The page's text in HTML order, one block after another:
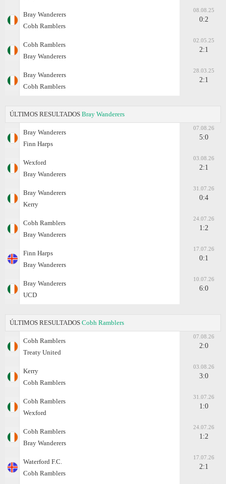
Bray Wanderers
Cobh Ramblers
08.08.25
0:2
Cobh Ramblers
Bray Wanderers
02.05.25
2:1
Bray Wanderers
Cobh Ramblers
28.03.25
2:1
ÚLTIMOS RESULTADOS Bray Wanderers
Bray Wanderers
Finn Harps
07.08.26
5:0
Wexford
Bray Wanderers
03.08.26
2:1
Bray Wanderers
Kerry
31.07.26
0:4
Cobh Ramblers
Bray Wanderers
24.07.26
1:2
Finn Harps
Bray Wanderers
17.07.26
0:1
Bray Wanderers
UCD
10.07.26
6:0
ÚLTIMOS RESULTADOS Cobh Ramblers
Cobh Ramblers
Treaty United
07.08.26
2:0
Kerry
Cobh Ramblers
03.08.26
3:0
Cobh Ramblers
Wexford
31.07.26
1:0
Cobh Ramblers
Bray Wanderers
24.07.26
1:2
Waterford F.C.
Cobh Ramblers
17.07.26
2:1